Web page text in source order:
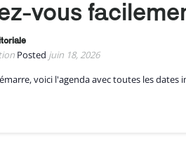
vous
Posted juin 18, 2026
voici l'agenda avec toutes les dates